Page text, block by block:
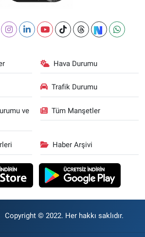
Hava Durumu
Trafik Durumu
ve
Tüm Manşetler
Haber Arşivi
Copyright © 2022. Her hakkı saklıdır.